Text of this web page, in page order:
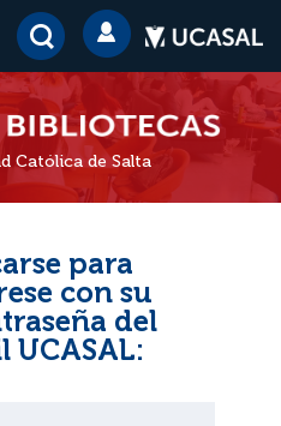
Católica de Salta
para
con su
del
UCASAL: